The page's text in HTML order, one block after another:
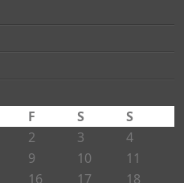
F S
S
2 3
4
9 10 11
16 17 18